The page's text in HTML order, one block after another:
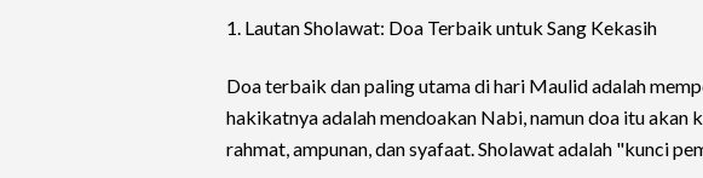
1. Lautan Sholawat: Doa Terbaik untuk Sang Kekasih
Doa terbaik dan paling utama di hari Maulid adalah
hakikatnya adalah mendoakan Nabi, namun doa itu
rahmat, ampunan, dan syafaat. Sholawat adalah "kunci